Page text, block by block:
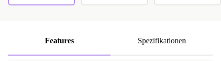
Features Spezifikationen